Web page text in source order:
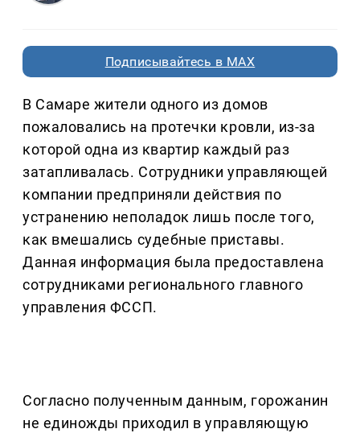
Подписывайтесь в MAX
В Самаре жители одного из домов
пожаловались на протечки кровли, из-за
которой одна из квартир каждый раз
затапливалась. Сотрудники управляющей
компании предприняли действия по
устранению неполадок лишь после того,
как вмешались судебные приставы.
Данная информация была предоставлена
сотрудниками регионального главного
управления ФССП.
Согласно полученным данным, горожанин
не единожды приходил в управляющую